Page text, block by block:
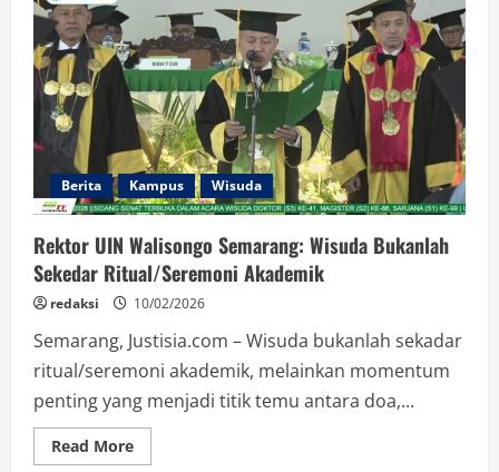
Spiritualitas
Bertemu,
Prestasi
dan
Ketangguhan
Tumbuh
dalam
Diri
Wahyu
Berita Kampus Wisuda
Rektor UIN Walisongo Semarang: Wisuda Bukanlah
Sekedar Ritual/Seremoni Akademik
redaksi 10/02/2026
Semarang, Justisia.com – Wisuda bukanlah sekadar
ritual/seremoni akademik, melainkan momentum
penting yang menjadi titik temu antara doa,...
Read MoreRead
more